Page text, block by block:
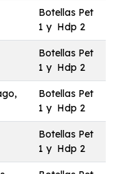
Botellas Pet
1 y Hdp 2
Botellas Pet
1 y Hdp 2
Botellas Pet
1 y Hdp 2
Botellas Pet
1 y Hdp 2